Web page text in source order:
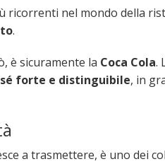
ricorrenti nel mondo della
.
è sicuramente la Coca Cola.
forte e distinguibile, in
a trasmettere, è uno dei